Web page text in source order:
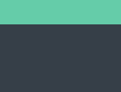
direct